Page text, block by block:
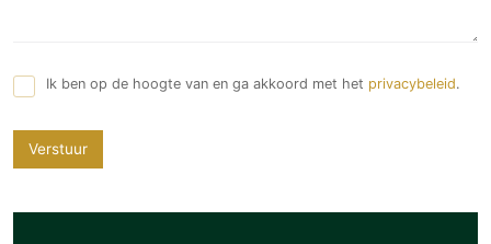
Ik ben op de hoogte van en ga akkoord met het privacybeleid.
Verstuur